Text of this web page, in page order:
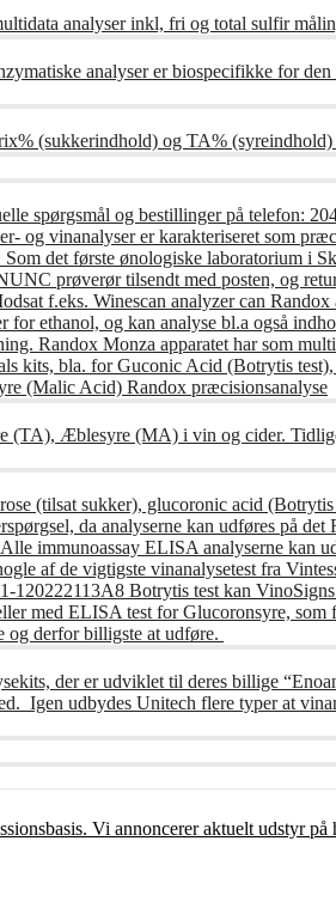
analyser inkl, fri og total sulfir
analyser er biospecifikke for
(sukkerindhold) og TA%
spørgsmål og bestillinger på telefon:
vinanalyser er karakteriseret som
det første ønologiske laboratorium i
prøverør tilsendt med posten, og
f.eks. Winescan analyzer can
ethanol, og kan analyse bl.a også
Randox Monza apparatet har som
kits, bla. for Guconic Acid (Botrytis
(Malic Acid) Randox præcisionsanalyse
(TA), Æblesyre (MA) i vin og cider.
(tilsat sukker), glucoronic acid
da analyserne kan udføres på
immunoassay ELISA analyserne kan
af de vigtigste vinanalysetest fra
Botrytis test kan
med ELISA test for Glucoronsyre, som
og derfor billigste at udføre.
der er udviklet til deres billige
Igen udbydes Unitech flere typer at
Vi annoncerer aktuelt udstyr